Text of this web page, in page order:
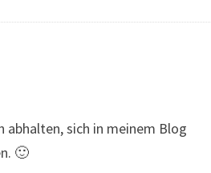
abhalten, sich in meinem Blog
🙂